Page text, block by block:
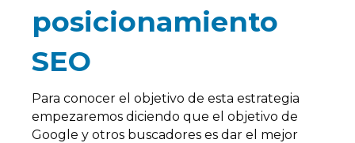
posicionamiento
SEO
Para conocer el objetivo de esta estrategia
empezaremos diciendo que el objetivo de
Google y otros buscadores es dar el mejor